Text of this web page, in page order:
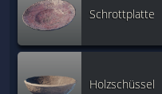
Schrottplatte
Holzschüssel